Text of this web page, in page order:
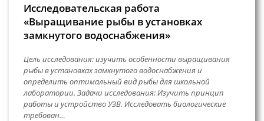
Исследовательская работа
«Выращивание рыбы в установках
замкнутого водоснабжения»
Цель исследования: изучить особенности выращивания
рыбы в установках замкнутого водоснабжения и
определить оптимальный вид рыбы для школьной
лаборатории. Задачи исследования: Изучить принцип
работы и устройство УЗВ. Исследовать биологические
требован…